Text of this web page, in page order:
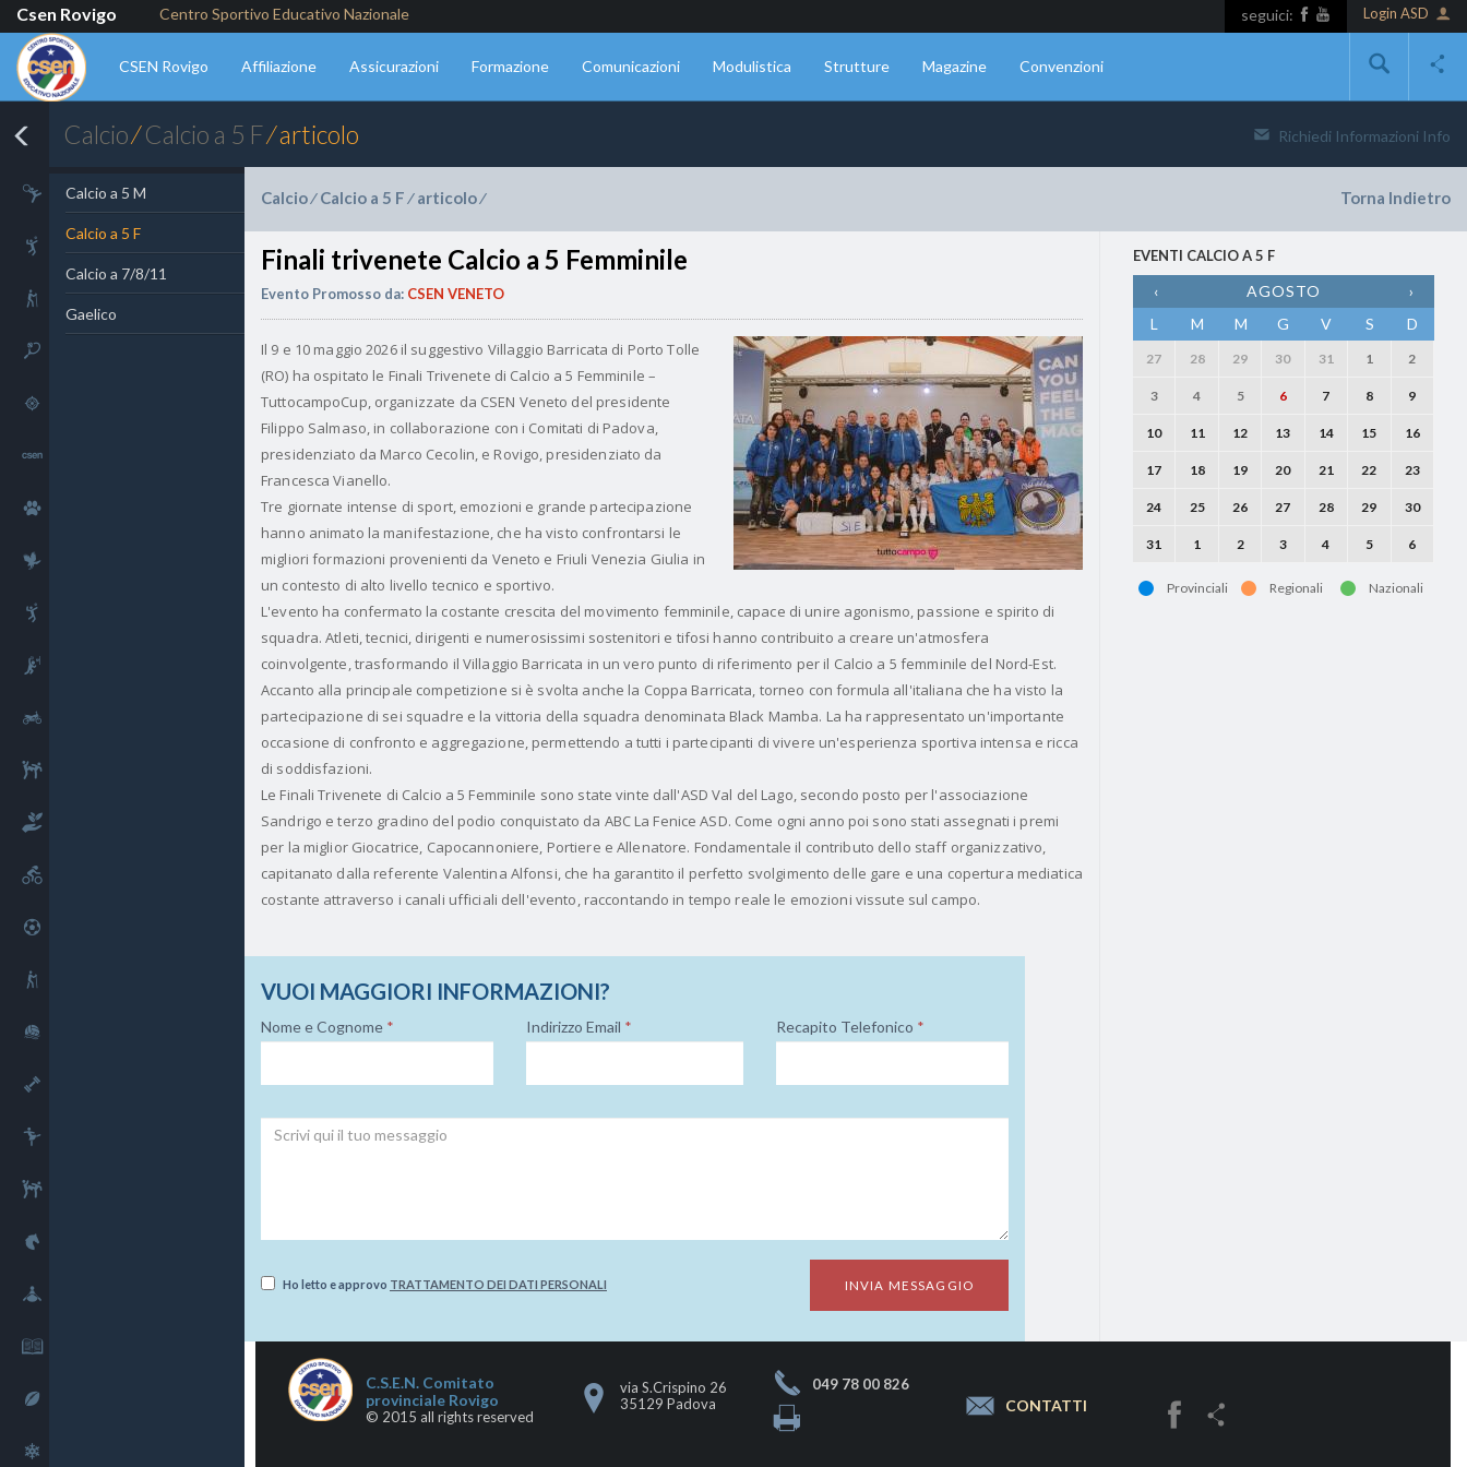
Csen Rovigo Centro Sportivo Educativo Nazionale Login ASD
seguici:
CSEN Rovigo Affiliazione Assicurazioni Formazione Comunicazioni Modulistica Strutture Magazine Convenzioni
Calcio⁄Calcio a 5 F⁄ articolo Richiedi Informazioni Info
Ginnastica
Handball
Nordic walking
Calcio a 5 M
Calcio a 5 F
Calcio a 7/8/11
Gaelico
Calcio⁄Calcio a 5 F⁄articolo⁄ Torna Indietro
Finali trivenete Calcio a 5 Femminile
Evento Promosso da: CSEN VENETO
Il 9 e 10 maggio 2026 il suggestivo Villaggio Barricata di Porto Tolle
(RO) ha ospitato le Finali Trivenete di Calcio a 5 Femminile –
TuttocampoCup, organizzate da CSEN Veneto del presidente
Filippo Salmaso, in collaborazione con i Comitati di Padova,
presidenziato da Marco Cecolin, e Rovigo, presidenziato da
Francesca Vianello.
Tre giornate intense di sport, emozioni e grande partecipazione
hanno animato la manifestazione, che ha visto confrontarsi le
migliori formazioni provenienti da Veneto e Friuli Venezia Giulia in
un contesto di alto livello tecnico e sportivo.
L'evento ha confermato la costante crescita del movimento femminile, capace di unire agonismo, passione e spirito di
squadra. Atleti, tecnici, dirigenti e numerosissimi sostenitori e tifosi hanno contribuito a creare un'atmosfera
coinvolgente, trasformando il Villaggio Barricata in un vero punto di riferimento per il Calcio a 5 femminile del Nord-Est.
Accanto alla principale competizione si è svolta anche la Coppa Barricata, torneo con formula all'italiana che ha visto la
partecipazione di sei squadre e la vittoria della squadra denominata Black Mamba. La ha rappresentato un'importante
occasione di confronto e aggregazione, permettendo a tutti i partecipanti di vivere un'esperienza sportiva intensa e ricca
di soddisfazioni.
Le Finali Trivenete di Calcio a 5 Femminile sono state vinte dall'ASD Val del Lago, secondo posto per l'associazione
Sandrigo e terzo gradino del podio conquistato da ABC La Fenice ASD. Come ogni anno poi sono stati assegnati i premi
per la miglior Giocatrice, Capocannoniere, Portiere e Allenatore. Fondamentale il contributo dello staff organizzativo,
capitanato dalla referente Valentina Alfonsi, che ha garantito il perfetto svolgimento delle gare e una copertura mediatica
costante attraverso i canali ufficiali dell'evento, raccontando in tempo reale le emozioni vissute sul campo.
VUOI MAGGIORI INFORMAZIONI?
Nome e Cognome * Indirizzo Email * Recapito Telefonico *
Ho letto e approvo TRATTAMENTO DEI DATI PERSONALI
EVENTI CALCIO A 5 F
‹ AGOSTO
›
L
M M G V S D
27 28 29 30 31 1 2
3 4 5 6 7 8 9
10 11 12 13 14 15 16
17 18 19 20 21 22 23
24 25 26 27 28 29 30
31 1 2 3 4 5 6
Provinciali Regionali Nazionali
C.S.E.N. Comitato
provinciale Rovigo
© 2015 all rights reserved
via S.Crispino 26
35129 Padova
049 78 00 826
CONTATTI